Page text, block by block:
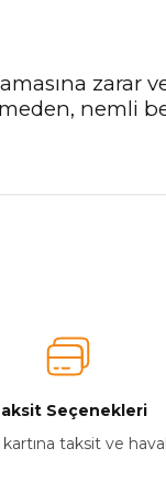
nemli
Seçenekleri
kartına taksit ve